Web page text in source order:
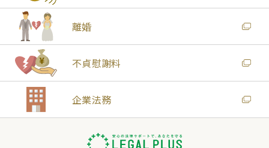
離婚
不貞慰謝料
企業法務